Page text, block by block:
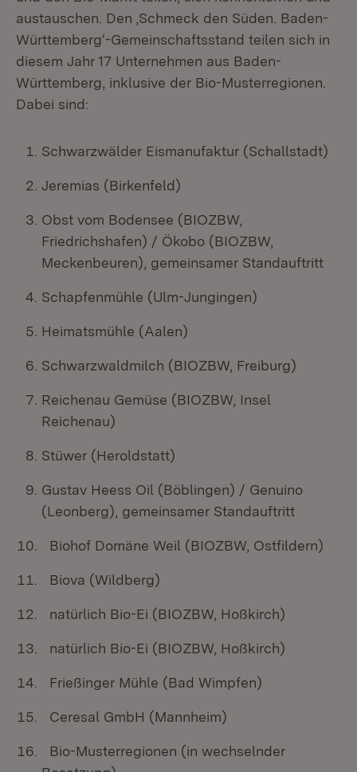
austauschen. Den ,Schmeck den Süden. Baden-
Württemberg‘-Gemeinschaftsstand teilen sich in
diesem Jahr 17 Unternehmen aus Baden-
Württemberg, inklusive der Bio-Musterregionen.
Dabei sind:
Schwarzwälder Eismanufaktur (Schallstadt)
Jeremias (Birkenfeld)
Obst vom Bodensee (BIOZBW,
Friedrichshafen) / Ökobo (BIOZBW,
Meckenbeuren), gemeinsamer Standauftritt
Schapfenmühle (Ulm-Jungingen)
Heimatsmühle (Aalen)
Schwarzwaldmilch (BIOZBW, Freiburg)
Reichenau Gemüse (BIOZBW, Insel
Reichenau)
Stüwer (Heroldstatt)
Gustav Heess Oil (Böblingen) / Genuino
(Leonberg), gemeinsamer Standauftritt
Biohof Domäne Weil (BIOZBW, Ostfildern)
Biova (Wildberg)
natürlich Bio-Ei (BIOZBW, Hoßkirch)
natürlich Bio-Ei (BIOZBW, Hoßkirch)
Frießinger Mühle (Bad Wimpfen)
Ceresal GmbH (Mannheim)
Bio-Musterregionen (in wechselnder